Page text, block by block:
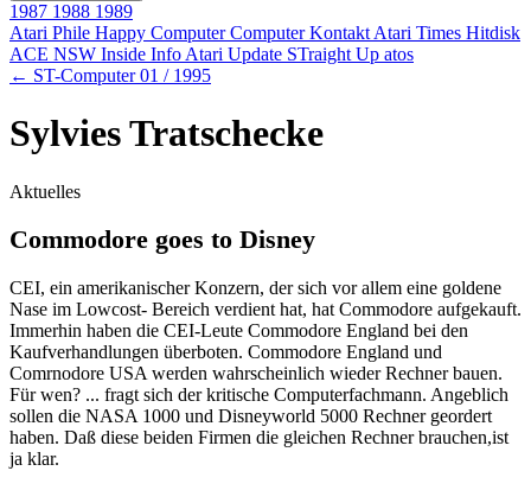
1987 1988 1989
Atari Phile Happy ComputerComputer Kontakt Atari Times Hitdisk
ACE NSW Inside Info Atari Update STraight Up atos
← ST-Computer 01 / 1995
Sylvies Tratschecke
Aktuelles
Commodore goes to Disney
CEI, ein amerikanischer Konzern, der sich vor allem eine goldene
Nase im Lowcost- Bereich verdient hat, hat Commodore aufgekauft.
Immerhin haben die CEI-Leute Commodore England bei den
Kaufverhandlungen überboten. Commodore England und
Comrnodore USA werden wahrscheinlich wieder Rechner bauen.
Für wen? ... fragt sich der kritische Computerfachmann. Angeblich
sollen die NASA 1000 und Disneyworld 5000 Rechner geordert
haben. Daß diese beiden Firmen die gleichen Rechner brauchen,ist
ja klar.